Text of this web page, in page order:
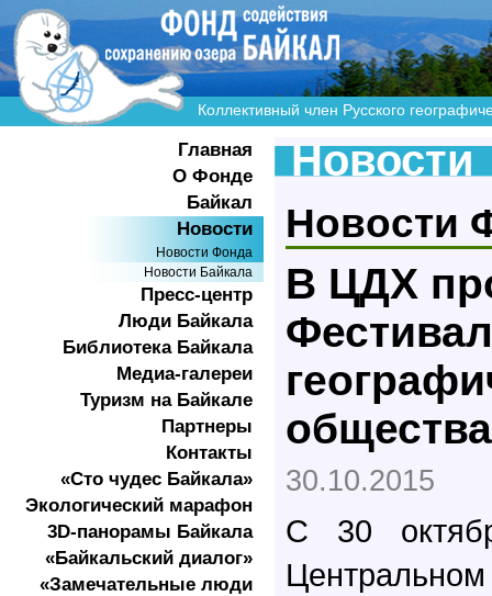
Коллективный член Русского
Главная
О Фонде
Байкал
Новости
Новости Фонда
Новости Байкала
Пресс-центр
Люди Байкала
Библиотека Байкала
Медиа-галереи
Туризм на Байкале
Партнеры
Контакты
«Сто чудес Байкала»
Экологичеcкий марафон
3D-панорамы Байкала
«Байкальский диалог»
«Замечательные люди
Новости
Новости
В ЦДХ
общества
30.10.2015
C 30